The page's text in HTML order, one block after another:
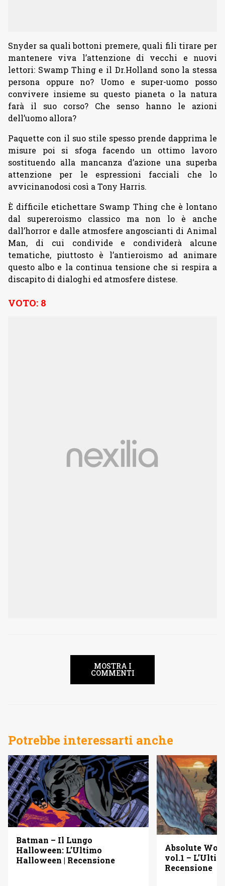
Snyder sa quali bottoni premere, quali fili tirare per
mantenere viva l’attenzione di vecchi e nuovi
lettori: Swamp Thing e il Dr.Holland sono la stessa
persona oppure no? Uomo e super-uomo posso
convivere insieme su questo pianeta o la natura
farà il suo corso? Che senso hanno le azioni
dell’uomo allora?
Paquette con il suo stile spesso prende dapprima le
misure poi si sfoga facendo un ottimo lavoro
sostituendo alla mancanza d’azione una superba
attenzione per le espressioni facciali che lo
avvicinanodosi così a Tony Harris.
È difficile etichettare Swamp Thing che è lontano
dal supereroismo classico ma non lo è anche
dall’horror e dalle atmosfere angoscianti di Animal
Man, di cui condivide e condividerà alcune
tematiche, piuttosto è l’antieroismo ad animare
questo albo e la continua tensione che si respira a
discapito di dialoghi ed atmosfere distese.
VOTO: 8
MOSTRA I
COMMENTI
Potrebbe interessarti anche
Batman – Il Lungo
Halloween: L’Ultimo
Halloween | Recensione
Absolute
vol.1 –
Recensione